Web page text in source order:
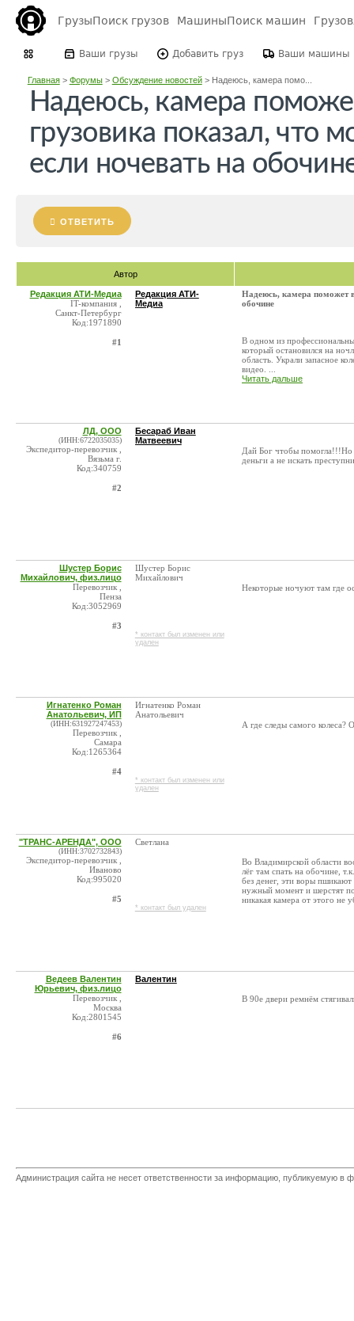
ГрузыПоиск грузов МашиныПоиск машин
Ваши грузы Добавить груз Ваши машины
Главная> Форумы> Обсуждение новостей> Надеюсь, камера помо...
Надеюсь, камера
грузовика показал, что
если ночевать на
ОТВЕТИТЬ
Автор
Редакция АТИ-Медиа
IT-компания ,
Санкт-Петербург
Код:1971890
#1
Редакция АТИ-
Медиа
Надеюсь, камера поможет
обочине
В одном из
который остановился на
область. Украли запасное
видео. ...
Читать дальше
ЛД, ООО
(ИНН:6722035035)
Экспедитор-перевозчик ,
Вязьма г.
Код:340759
#2
Бесараб Иван
Матвеевич
Дай Бог чтобы помогла!!!Но
деньги а не искать
Шустер Борис
Михайлович, физ.лицо
Перевозчик ,
Пенза
Код:3052969
#3
Шустер Борис
Михайлович
* контакт был изменен или
удален
Некоторые ночуют там где
Игнатенко Роман
Анатольевич, ИП
(ИНН:631927247453)
Перевозчик ,
Самара
Код:1265364
#4
Игнатенко Роман
Анатольевич
* контакт был изменен или
удален
А где следы самого колеса?
"ТРАНС-АРЕНДА", ООО
(ИНН:3702732843)
Экспедитор-перевозчик ,
Иваново
Код:995020
#5
Светлана
* контакт был удален
Во Владимирской области
лёг там спать на обочине,
без денег, эти воры
нужный момент и шерстят
никакая камера от этого не
Ведеев Валентин
Юрьевич, физ.лицо
Перевозчик ,
Москва
Код:2801545
#6
Валентин
В 90е двери ремнём
Администрация сайта не несет ответственности за информацию, публикуемую